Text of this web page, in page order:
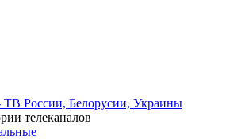
ТВ России, Белорусии, Украины
телеканалов